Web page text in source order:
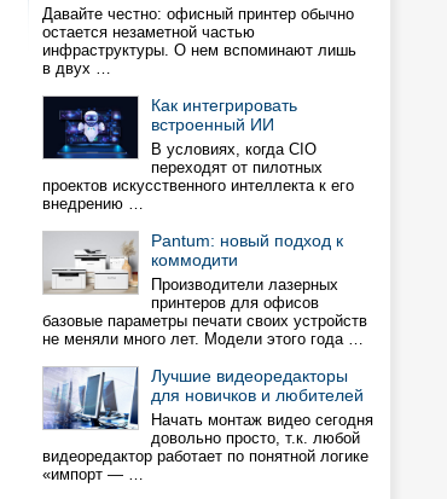
Давайте честно: офисный принтер обычно
остается незаметной частью
инфраструктуры. О нем вспоминают лишь
в двух …
Как интегрировать
встроенный ИИ
В условиях, когда CIO
переходят от пилотных
проектов искусственного интеллекта к его
внедрению …
Pantum: новый подход к
коммодити
Производители лазерных
принтеров для офисов
базовые параметры печати своих устройств
не меняли много лет. Модели этого года …
Лучшие видеоредакторы
для новичков и любителей
Начать монтаж видео сегодня
довольно просто, т.к. любой
видеоредактор работает по понятной логике
«импорт — …